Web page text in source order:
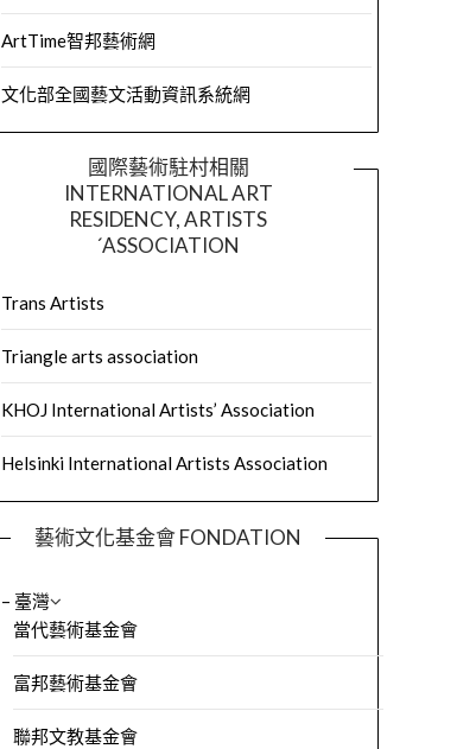
ArtTime智邦藝術網
文化部全國藝文活動資訊系統網
國際藝術駐村相關
INTERNATIONAL ART
RESIDENCY, ARTISTS
´ASSOCIATION
Trans Artists
Triangle arts association
KHOJ International Artists’ Association
Helsinki International Artists Association
藝術文化基金會 FONDATION
– 臺灣
當代藝術基金會
富邦藝術基金會
聯邦文教基金會